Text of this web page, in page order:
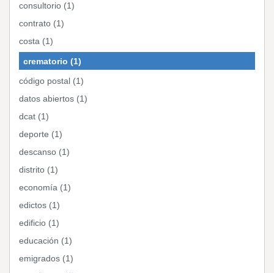
consultorio (1)
contrato (1)
costa (1)
crematorio (1)
código postal (1)
datos abiertos (1)
dcat (1)
deporte (1)
descanso (1)
distrito (1)
economía (1)
edictos (1)
edificio (1)
educación (1)
emigrados (1)